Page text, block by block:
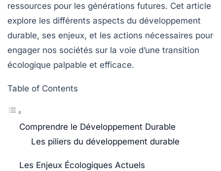
ressources pour les générations futures. Cet article
explore les différents aspects du développement
durable, ses enjeux, et les actions nécessaires pour
engager nos sociétés sur la voie d’une transition
écologique palpable et efficace.
Table of Contents
Comprendre le Développement Durable
Les piliers du développement durable
Les Enjeux Écologiques Actuels